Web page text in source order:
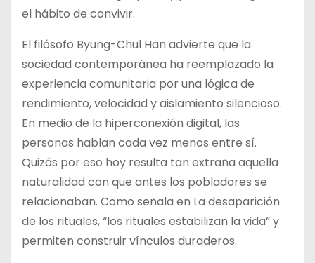
el hábito de convivir.
El filósofo Byung-Chul Han advierte que la
sociedad contemporánea ha reemplazado la
experiencia comunitaria por una lógica de
rendimiento, velocidad y aislamiento silencioso.
En medio de la hiperconexión digital, las
personas hablan cada vez menos entre sí.
Quizás por eso hoy resulta tan extraña aquella
naturalidad con que antes los pobladores se
relacionaban. Como señala en La desaparición
de los rituales, “los rituales estabilizan la vida” y
permiten construir vínculos duraderos.